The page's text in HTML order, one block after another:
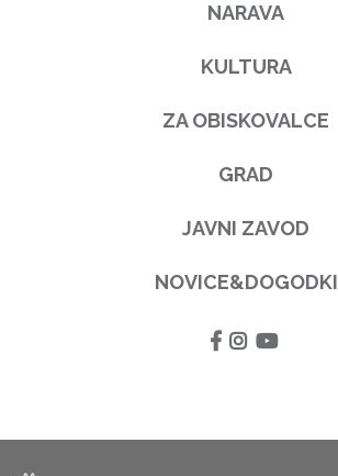
NARAVA
KULTURA
ZA OBISKOVALCE
GRAD
JAVNI ZAVOD
NOVICE&DOGODKI